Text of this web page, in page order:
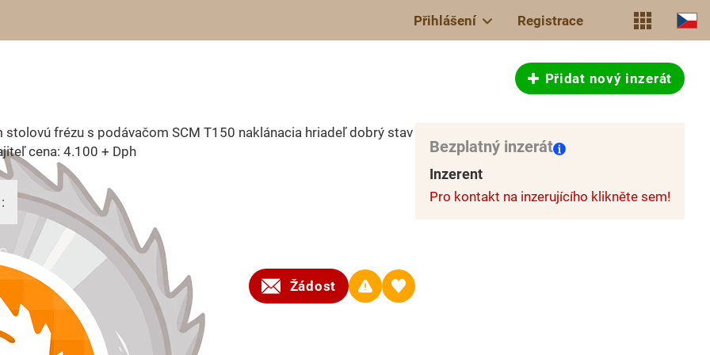
Přihlášení Registrace
Přidat nový inzerát
stolovú frézu s podávačom SCM T150 naklánacia hriadeľ dobrý stav
cena: 4.100 + Dph
Žádost
Bezplatný inzerát
Inzerent
Pro kontakt na inzerujícího klikněte sem!